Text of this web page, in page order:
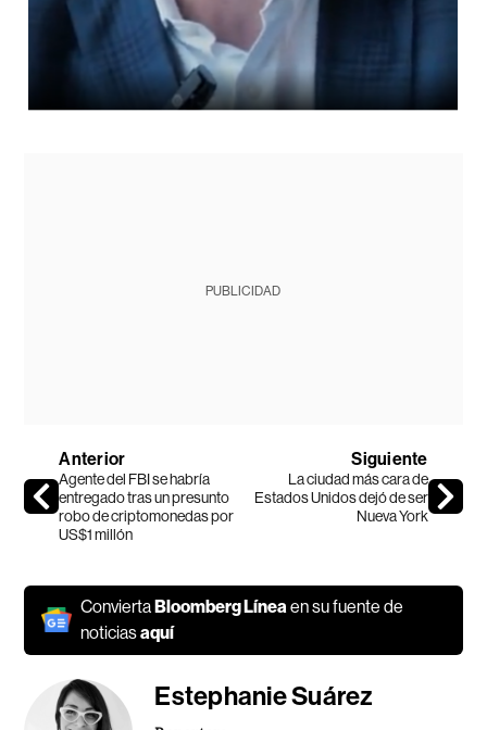
PUBLICIDAD
Anterior
Agente del FBI se habría
entregado tras un presunto
robo de criptomonedas por
US$1 millón
Siguiente
La ciudad más cara de
Estados Unidos dejó de ser
Nueva York
ConviertaBloomberg Línea en su fuente de
noticiasaquí
Estephanie Suárez